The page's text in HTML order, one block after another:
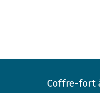
Coffre-fort